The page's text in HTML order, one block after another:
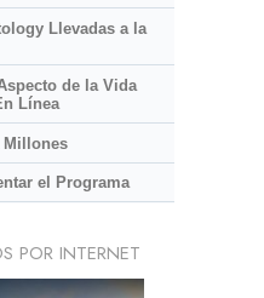
Llevadas a la
de la Vida
Línea
Millones
el Programa
POR INTERNET